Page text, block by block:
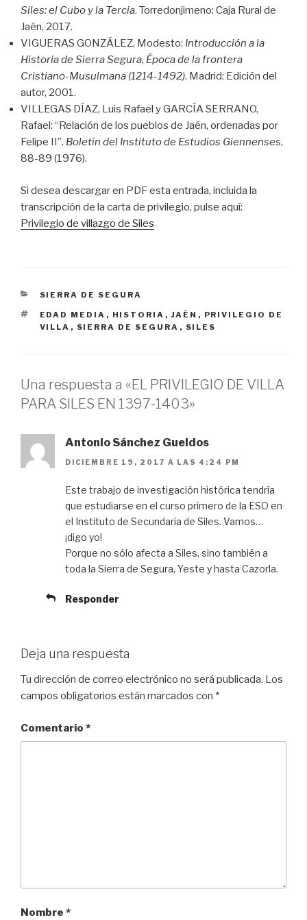
Siles: el Cubo y la Tercia. Torredonjimeno: Caja Rural de
Jaén, 2017.
VIGUERAS GONZÁLEZ, Modesto: Introducción a la
Historia de Sierra Segura, Época de la frontera
Cristiano-Musulmana (1214-1492). Madrid: Edición del
autor, 2001.
VILLEGAS DÍAZ, Luis Rafael y GARCÍA SERRANO,
Rafael: “Relación de los pueblos de Jaén, ordenadas por
Felipe II”. Boletín del Instituto de Estudios Giennenses,
88-89 (1976).
Si desea descargar en PDF esta entrada, incluida la
transcripción de la carta de privilegio, pulse aquí:
Privilegio de villazgo de Siles
CATEGORÍAS
SIERRA DE SEGURA
ETIQUETAS
EDAD MEDIA , HISTORIA , JAÉN , PRIVILEGIO DE
VILLA , SIERRA DE SEGURA , SILES
Una respuesta a «EL PRIVILEGIO DE VILLA
PARA SILES EN 1397-1403»
Antonio Sánchez Gueldos
DICIEMBRE 19, 2017 A LAS 4:24 PM
Este trabajo de investigación histórica tendría
que estudiarse en el curso primero de la ESO en
el Instituto de Secundaria de Siles. Vamos…
¡digo yo!
Porque no sólo afecta a Siles, sino también a
toda la Sierra de Segura, Yeste y hasta Cazorla.
Responder
Deja una respuesta
Tu dirección de correo electrónico no será publicada. Los
campos obligatorios están marcados con *
Comentario *
Nombre *